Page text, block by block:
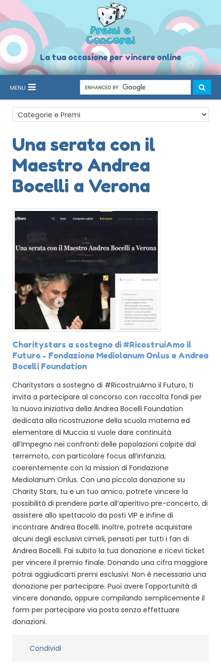
La tua occasione per vincere online
MENU
Una serata con il
Maestro Andrea
Bocelli a Verona
Charitystars a sostegno di #RicostruiAmo il
Futuro - Fondazione Mediolanum Onlus e Andrea
Bocelli Foundation
Charitystars a sostegno di #RicostruiAmo il Futuro, ti
invita a partecipare al concorso con raccolta fondi per
la nuova iniziativa della Andrea Bocelli Foundation
dedicata alla ricostruzione della scuola materna ed
elementare di Muccia si vuole dare continuità
all’impegno nei confronti delle popolazioni colpite dal
terremoto, con particolare focus all’infanzia,
coerentemente con la mission di Fondazione
Mediolanum Onlus. Con una piccola donazione su
Charity Stars, tu e un tuo amico, potrete vincere la
possibilità di prendere parte all’aperitivo pre-concerto, di
assistere allo spettacolo da posti VIP e infine di
incontrare Andrea Bocelli. Inoltre, potrete acquistare
alcuni degli esclusivi cimeli, pensati per tutti i fan di
Andrea Bocelli. Fai subito la tua donazione e ricevi ticket
per vincere il premio finale. Donando una cifra maggiore
potrai aggiudicarti premi esclusivi. Non è necessaria una
donazione per partecipare. Puoi avere l'opportunità di
vincere donando, oppure compilando semplicemente il
form per partecipare via posta senza effettuare
donazioni.
Condividi